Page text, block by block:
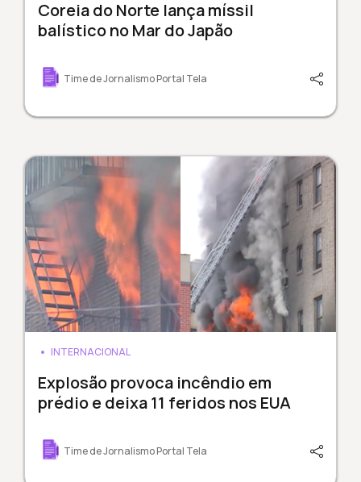
Coreia do Norte lança míssil
balístico no Mar do Japão
Time de Jornalismo Portal Tela
INTERNACIONAL
Explosão provoca incêndio em
prédio e deixa 11 feridos nos EUA
Time de Jornalismo Portal Tela